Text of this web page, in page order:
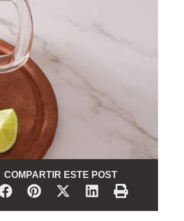
COMPARTIR ESTE POST